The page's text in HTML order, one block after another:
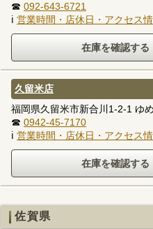
☎ 092-643-6721
ℹ 営業時間・店休日・アクセス
久留米店
福岡県久留米市新合川1-2-1 ゆ
☎ 0942-45-7170
ℹ 営業時間・店休日・アクセス
佐賀県